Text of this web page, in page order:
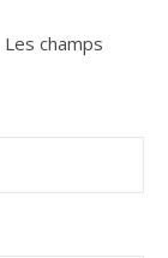
Les champs